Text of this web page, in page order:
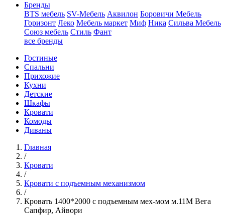
Бренды
BTS мебель SV-Мебель Аквилон Боровичи Мебель
Горизонт Леко Мебель маркет Миф Ника Сильва Мебель
Союз мебель Стиль Фант
все бренды
Гостиные
Спальни
Прихожие
Кухни
Детские
Шкафы
Кровати
Комоды
Диваны
Главная
/
Кровати
/
Кровати с подъемным механизмом
/
Кровать 1400*2000 с подъемным мех-мом м.11М Вега
Сапфир, Айвори